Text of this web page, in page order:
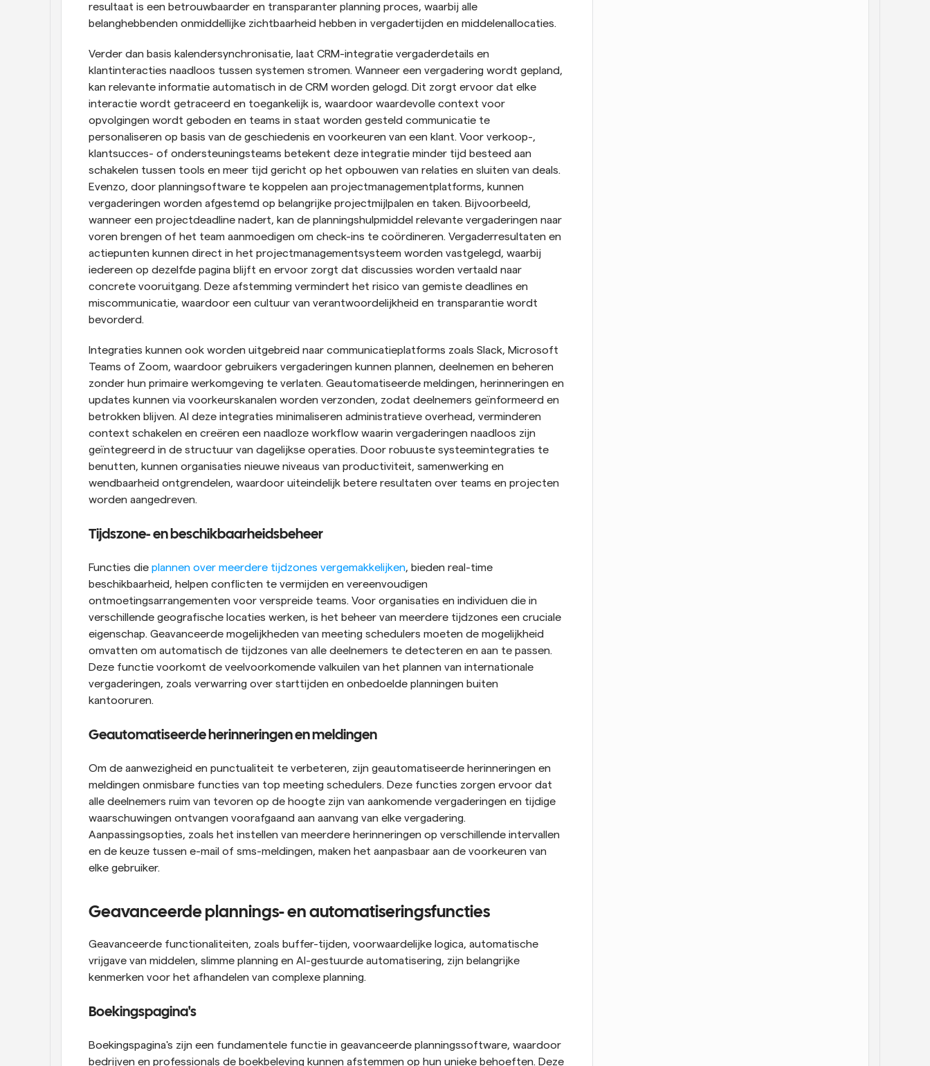
resultaat is een betrouwbaarder en transparanter planning proces, waarbij alle
belanghebbenden onmiddellijke zichtbaarheid hebben in vergadertijden en middelenallocaties.
Verder dan basis kalendersynchronisatie, laat CRM-integratie vergaderdetails en
klantinteracties naadloos tussen systemen stromen. Wanneer een vergadering wordt gepland,
kan relevante informatie automatisch in de CRM worden gelogd. Dit zorgt ervoor dat elke
interactie wordt getraceerd en toegankelijk is, waardoor waardevolle context voor
opvolgingen wordt geboden en teams in staat worden gesteld communicatie te
personaliseren op basis van de geschiedenis en voorkeuren van een klant. Voor verkoop-,
klantsucces- of ondersteuningsteams betekent deze integratie minder tijd besteed aan
schakelen tussen tools en meer tijd gericht op het opbouwen van relaties en sluiten van deals.
Evenzo, door planningsoftware te koppelen aan projectmanagementplatforms, kunnen
vergaderingen worden afgestemd op belangrijke projectmijlpalen en taken. Bijvoorbeeld,
wanneer een projectdeadline nadert, kan de planningshulpmiddel relevante vergaderingen naar
voren brengen of het team aanmoedigen om check-ins te coördineren. Vergaderresultaten en
actiepunten kunnen direct in het projectmanagementsysteem worden vastgelegd, waarbij
iedereen op dezelfde pagina blijft en ervoor zorgt dat discussies worden vertaald naar
concrete vooruitgang. Deze afstemming vermindert het risico van gemiste deadlines en
miscommunicatie, waardoor een cultuur van verantwoordelijkheid en transparantie wordt
bevorderd.
Integraties kunnen ook worden uitgebreid naar communicatieplatforms zoals Slack, Microsoft
Teams of Zoom, waardoor gebruikers vergaderingen kunnen plannen, deelnemen en beheren
zonder hun primaire werkomgeving te verlaten. Geautomatiseerde meldingen, herinneringen en
updates kunnen via voorkeurskanalen worden verzonden, zodat deelnemers geïnformeerd en
betrokken blijven. Al deze integraties minimaliseren administratieve overhead, verminderen
context schakelen en creëren een naadloze workflow waarin vergaderingen naadloos zijn
geïntegreerd in de structuur van dagelijkse operaties. Door robuuste systeemintegraties te
benutten, kunnen organisaties nieuwe niveaus van productiviteit, samenwerking en
wendbaarheid ontgrendelen, waardoor uiteindelijk betere resultaten over teams en projecten
worden aangedreven.
Tijdszone- en beschikbaarheidsbeheer
Functies die plannen over meerdere tijdzones vergemakkelijken, bieden real-time
beschikbaarheid, helpen conflicten te vermijden en vereenvoudigen
ontmoetingsarrangementen voor verspreide teams. Voor organisaties en individuen die in
verschillende geografische locaties werken, is het beheer van meerdere tijdzones een cruciale
eigenschap. Geavanceerde mogelijkheden van meeting schedulers moeten de mogelijkheid
omvatten om automatisch de tijdzones van alle deelnemers te detecteren en aan te passen.
Deze functie voorkomt de veelvoorkomende valkuilen van het plannen van internationale
vergaderingen, zoals verwarring over starttijden en onbedoelde planningen buiten
kantooruren.
Geautomatiseerde herinneringen en meldingen
Om de aanwezigheid en punctualiteit te verbeteren, zijn geautomatiseerde herinneringen en
meldingen onmisbare functies van top meeting schedulers. Deze functies zorgen ervoor dat
alle deelnemers ruim van tevoren op de hoogte zijn van aankomende vergaderingen en tijdige
waarschuwingen ontvangen voorafgaand aan aanvang van elke vergadering.
Aanpassingsopties, zoals het instellen van meerdere herinneringen op verschillende intervallen
en de keuze tussen e-mail of sms-meldingen, maken het aanpasbaar aan de voorkeuren van
elke gebruiker.
Geavanceerde plannings- en automatiseringsfuncties
Geavanceerde functionaliteiten, zoals buffer-tijden, voorwaardelijke logica, automatische
vrijgave van middelen, slimme planning en AI-gestuurde automatisering, zijn belangrijke
kenmerken voor het afhandelen van complexe planning.
Boekingspagina's
Boekingspagina's zijn een fundamentele functie in geavanceerde planningssoftware, waardoor
bedrijven en professionals de boekbeleving kunnen afstemmen op hun unieke behoeften. Deze